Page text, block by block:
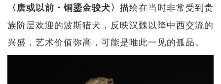
〈唐或以前・铜鎏金骏犬〉 描绘在当时非常受到贵
族阶层欢迎的波斯猎犬，反映汉魏以降中西交流的
兴盛，艺术价值弥高，可能是唯此一见的孤品。